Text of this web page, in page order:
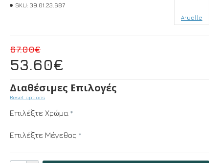
53.60€
67.00€
SKU: 39.01.23.687
Aruelle
Διαθέσιμες Επιλογές
Reset options
Επιλέξτε Χρώμα
Επιλέξτε Μέγεθος